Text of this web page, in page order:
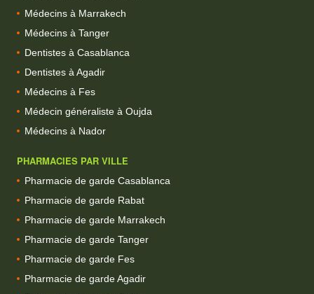
Médecins à Marrakech
Médecins à Tanger
Dentistes à Casablanca
Dentistes à Agadir
Médecins à Fes
Médecin généraliste à Oujda
Médecins à Nador
PHARMACIES PAR VILLE
Pharmacie de garde Casablanca
Pharmacie de garde Rabat
Pharmacie de garde Marrakech
Pharmacie de garde Tanger
Pharmacie de garde Fes
Pharmacie de garde Agadir